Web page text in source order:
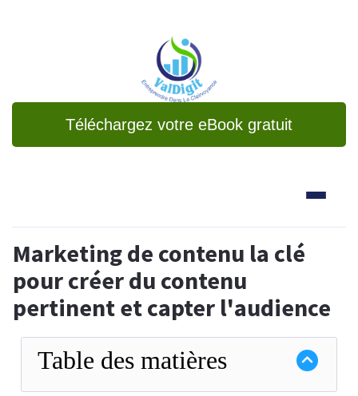
Téléchargez votre eBook gratuit
Marketing de contenu la clé
pour créer du contenu
pertinent et capter l'audience
Table des matières